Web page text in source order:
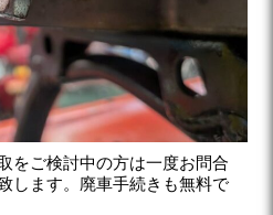
をご検討中の方は一度お問合
します。廃車手続きも無料で